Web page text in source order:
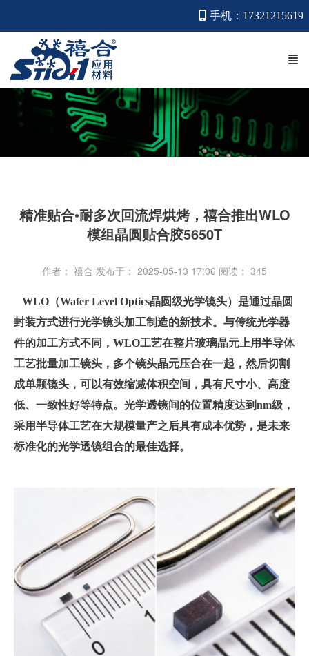
手机：17321215619
精准贴合•耐多次回流焊烘烤，禧合推出WLO
模组晶圆贴合胶5650T
作者： 禧合 发布于： 2025-05-13 17:06 阅读： 345
WLO（Wafer Level Optics晶圆级光学镜头）是通过晶圆
封装方式进行光学镜头加工制造的新技术。与传统光学器
件的加工方式不同，WLO工艺在整片玻璃晶元上用半导体
工艺批量加工镜头，多个镜头晶元压合在一起，然后切割
成单颗镜头，可以有效缩减体积空间，具有尺寸小、高度
低、一致性好等特点。光学透镜间的位置精度达到nm级，
采用半导体工艺在大规模量产之后具有成本优势，是未来
标准化的光学透镜组合的最佳选择。